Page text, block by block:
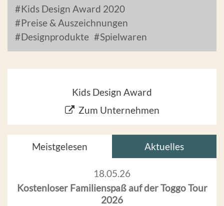
Kids Design Award 2020
Preise & Auszeichnungen
Designprodukte
Spielwaren
Kids Design Award
Zum Unternehmen
Meistgelesen Aktuelles
18.05.26
Kostenloser Familienspaß auf der Toggo Tour
2026